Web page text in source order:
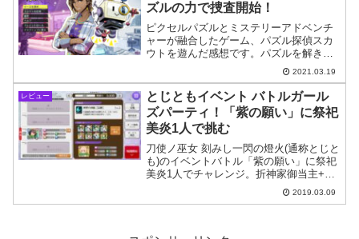
ズルの力で捜査開始！
ピクセルパズルとミステリーアドベンチ
ャーが融合したゲーム、パズル探偵スカ
ウトを遊んだ感想です。パズルを解き、
集めた証拠品から推理を行い事件の真相
2021.03.19
レビュー
とじともイベント バトルガール
ズパーティ！「紫の願い」に祭祀
美炎1人で挑む
刀使ノ巫女 刻みし一閃の燈火(通称とじと
も)のイベントバトル「紫の願い」に祭祀
美炎1人でチャレンジ。折神家御当主+親
衛隊第2席のお嬢様コンビVS主人公1人の
2019.03.09